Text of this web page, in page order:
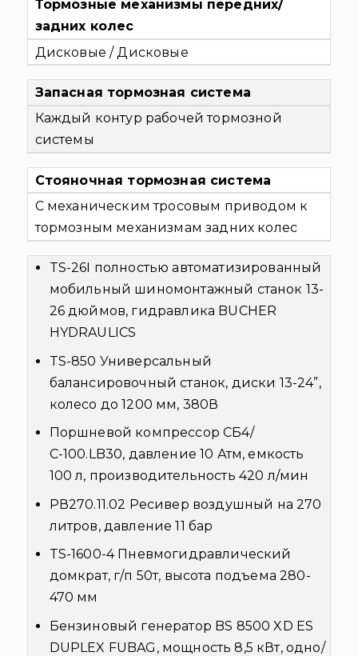
Тормозные механизмы передних/
задних колес
Дисковые / Дисковые
Запасная тормозная система
Каждый контур рабочей тормозной
системы
Стояночная тормозная система
С механическим тросовым приводом к
тормозным механизмам задних колес
TS-26I полностью автоматизированный
мобильный шиномонтажный станок 13-
26 дюймов, гидравлика BUCHER
HYDRAULICS
TS-850 Универсальный
балансировочный станок, диски 13-24”,
колесо до 1200 мм, 380В
Поршневой компрессор СБ4/
С-100.LB30, давление 10 Атм, емкость
100 л, производительность 420 л/мин
РВ270.11.02 Ресивер воздушный на 270
литров, давление 11 бар
TS-1600-4 Пневмогидравлический
домкрат, г/п 50т, высота подъема 280-
470 мм
Бензиновый генератор BS 8500 XD ES
DUPLEX FUBAG, мощность 8,5 кВт, одно/